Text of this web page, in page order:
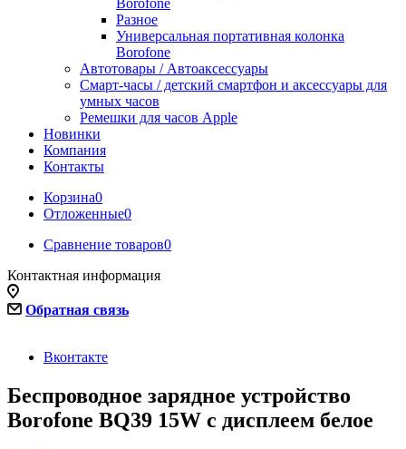
Borofone
Разное
Универсальная портативная колонка
Borofone
Автотовары / Автоаксессуары
Смарт-часы / детский смартфон и аксессуары для
умных часов
Ремешки для часов Apple
Новинки
Компания
Контакты
Корзина0
Отложенные0
Сравнение товаров0
Контактная информация
Обратная связь
Вконтакте
Беспроводное зарядное устройство
Borofone BQ39 15W с дисплеем белое